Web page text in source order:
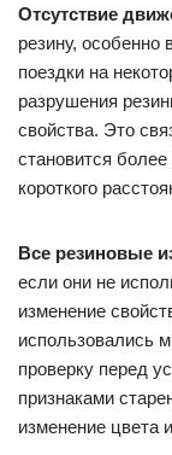
Отсутствие
резину, особенно
поездки на
разрушения
свойства. Это
становится
короткого
Все резиновые
если они не
изменение
использовались
проверку перед
признаками
изменение цвета